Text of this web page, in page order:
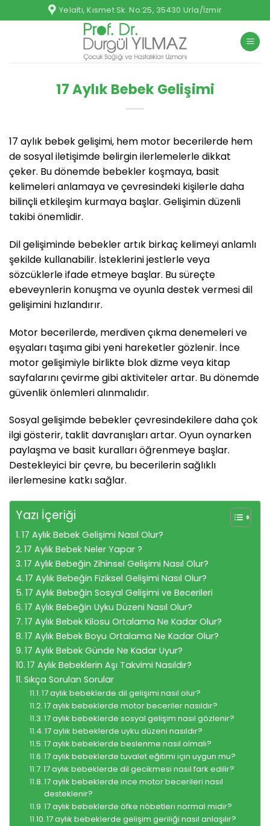
atla
Yelaltı, Kısmet Sk. No:25, 35430 Urla/İzmir
17 Aylık Bebek Gelişimi
17 aylık bebek gelişimi, hem motor becerilerde hem
de sosyal iletişimde belirgin ilerlemelerle dikkat
çeker. Bu dönemde bebekler koşmaya, basit
kelimeleri anlamaya ve çevresindeki kişilerle daha
bilinçli etkileşim kurmaya başlar. Gelişimin düzenli
takibi önemlidir.
Dil gelişiminde bebekler artık birkaç kelimeyi anlamlı
şekilde kullanabilir. İsteklerini jestlerle veya
sözcüklerle ifade etmeye başlar. Bu süreçte
ebeveynlerin konuşma ve oyunla destek vermesi dil
gelişimini hızlandırır.
Motor becerilerde, merdiven çıkma denemeleri ve
eşyaları taşıma gibi yeni hareketler gözlenir. İnce
motor gelişimiyle birlikte blok dizme veya kitap
sayfalarını çevirme gibi aktiviteler artar. Bu dönemde
güvenlik önlemleri alınmalıdır.
Sosyal gelişimde bebekler çevresindekilere daha çok
ilgi gösterir, taklit davranışları artar. Oyun oynarken
paylaşma ve basit kuralları öğrenmeye başlar.
Destekleyici bir çevre, bu becerilerin sağlıklı
ilerlemesine katkı sağlar.
Yazı İçeriği
17 Aylık Bebek Gelişimi Nasıl Olur?
17 Aylık Bebek Neler Yapar ?
17 Aylık Bebeğin Zihinsel Gelişimi Nasıl Olur?
17 Aylık Bebeğin Fiziksel Gelişimi Nasıl Olur?
17 Aylık Bebeğin Sosyal Gelişimi ve Becerileri
17 Aylık Bebeğin Uyku Düzeni Nasıl Olur?
17 Aylık Bebek Kilosu Ortalama Ne Kadar Olur?
17 Aylık Bebek Boyu Ortalama Ne Kadar Olur?
17 Aylık Bebek Günde Ne Kadar Uyur?
17 Aylık Bebeklerin Aşı Takvimi Nasıldır?
Sıkça Sorulan Sorular
17 aylık bebeklerde dil gelişimi nasıl olur?
17 aylık bebeklerde motor beceriler nasıldır?
17 aylık bebeklerde sosyal gelişim nasıl gözlenir?
17 aylık bebeklerde uyku düzeni nasıldır?
17 aylık bebeklerde beslenme nasıl olmalı?
17 aylık bebeklerde tuvalet eğitimi için uygun mu?
17 aylık bebeklerde dil gecikmesi nasıl fark edilir?
17 aylık bebeklerde ince motor becerileri nasıl
desteklenir?
17 aylık bebeklerde öfke nöbetleri normal midir?
17 aylık bebeklerde gelişim geriliği nasıl anlaşılır?